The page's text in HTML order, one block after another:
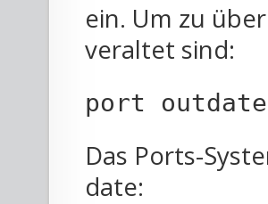
ein. Um zu
veraltet sind:
port
Das Ports-
date: